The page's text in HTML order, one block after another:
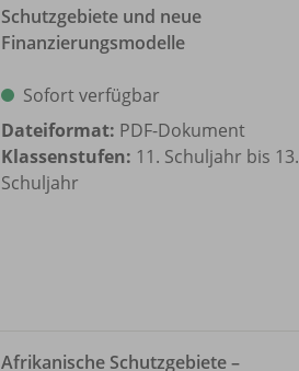
Schutzgebiete und neue
Finanzierungsmodelle
Sofort verfügbar
Dateiformat: PDF-Dokument
Klassenstufen: 11. Schuljahr bis 13.
Schuljahr
Afrikanische Schutzgebiete –